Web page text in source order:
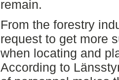
remain.
From the forestry
request to get more
when locating and
According to